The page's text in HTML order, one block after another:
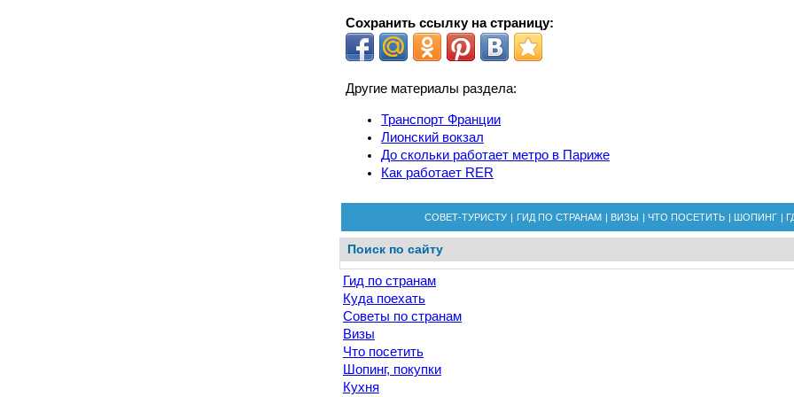
Сохранить ссылку на страницу:
Другие материалы раздела:
Транспорт Франции
Лионский вокзал
До скольки работает метро в Париже
Как работает RER
СОВЕТ-ТУРИСТУ | ГИД ПО СТРАНАМ | ВИЗЫ | ЧТО ПОСЕТИТЬ | ШОПИНГ |
Поиск по сайту
Гид по странам
Куда поехать
Советы по странам
Визы
Что посетить
Шопинг, покупки
Кухня